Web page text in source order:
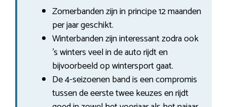
Zomerbanden zijn in principe 12 maanden
per jaar geschikt.
Winterbanden zijn interessant zodra ook
’s winters veel in de auto rijdt en
bijvoorbeeld op wintersport gaat.
De 4-seizoenen band is een compromis
tussen de eerste twee keuzes en rijdt